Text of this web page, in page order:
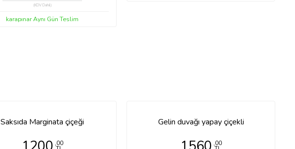
(KDV Dahil)
karapınar Aynı Gün Teslim
Saksıda Marginata çiçeği
,00
Gelin duvağı yapay çiçekli
,00